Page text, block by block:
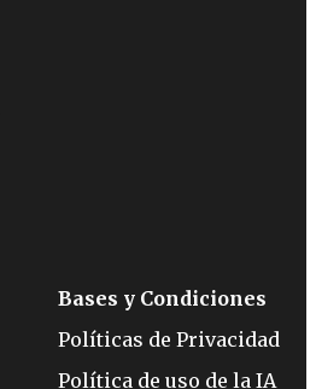
Bases y Condiciones
Políticas de Privacidad
Política de uso de la IA